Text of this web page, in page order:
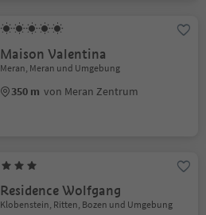
Maison Valentina
Meran, Meran und Umgebung
350 m von Meran Zentrum
Residence Wolfgang
Klobenstein, Ritten, Bozen und Umgebung